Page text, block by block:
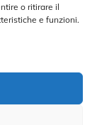
o ritirare il
e funzioni.